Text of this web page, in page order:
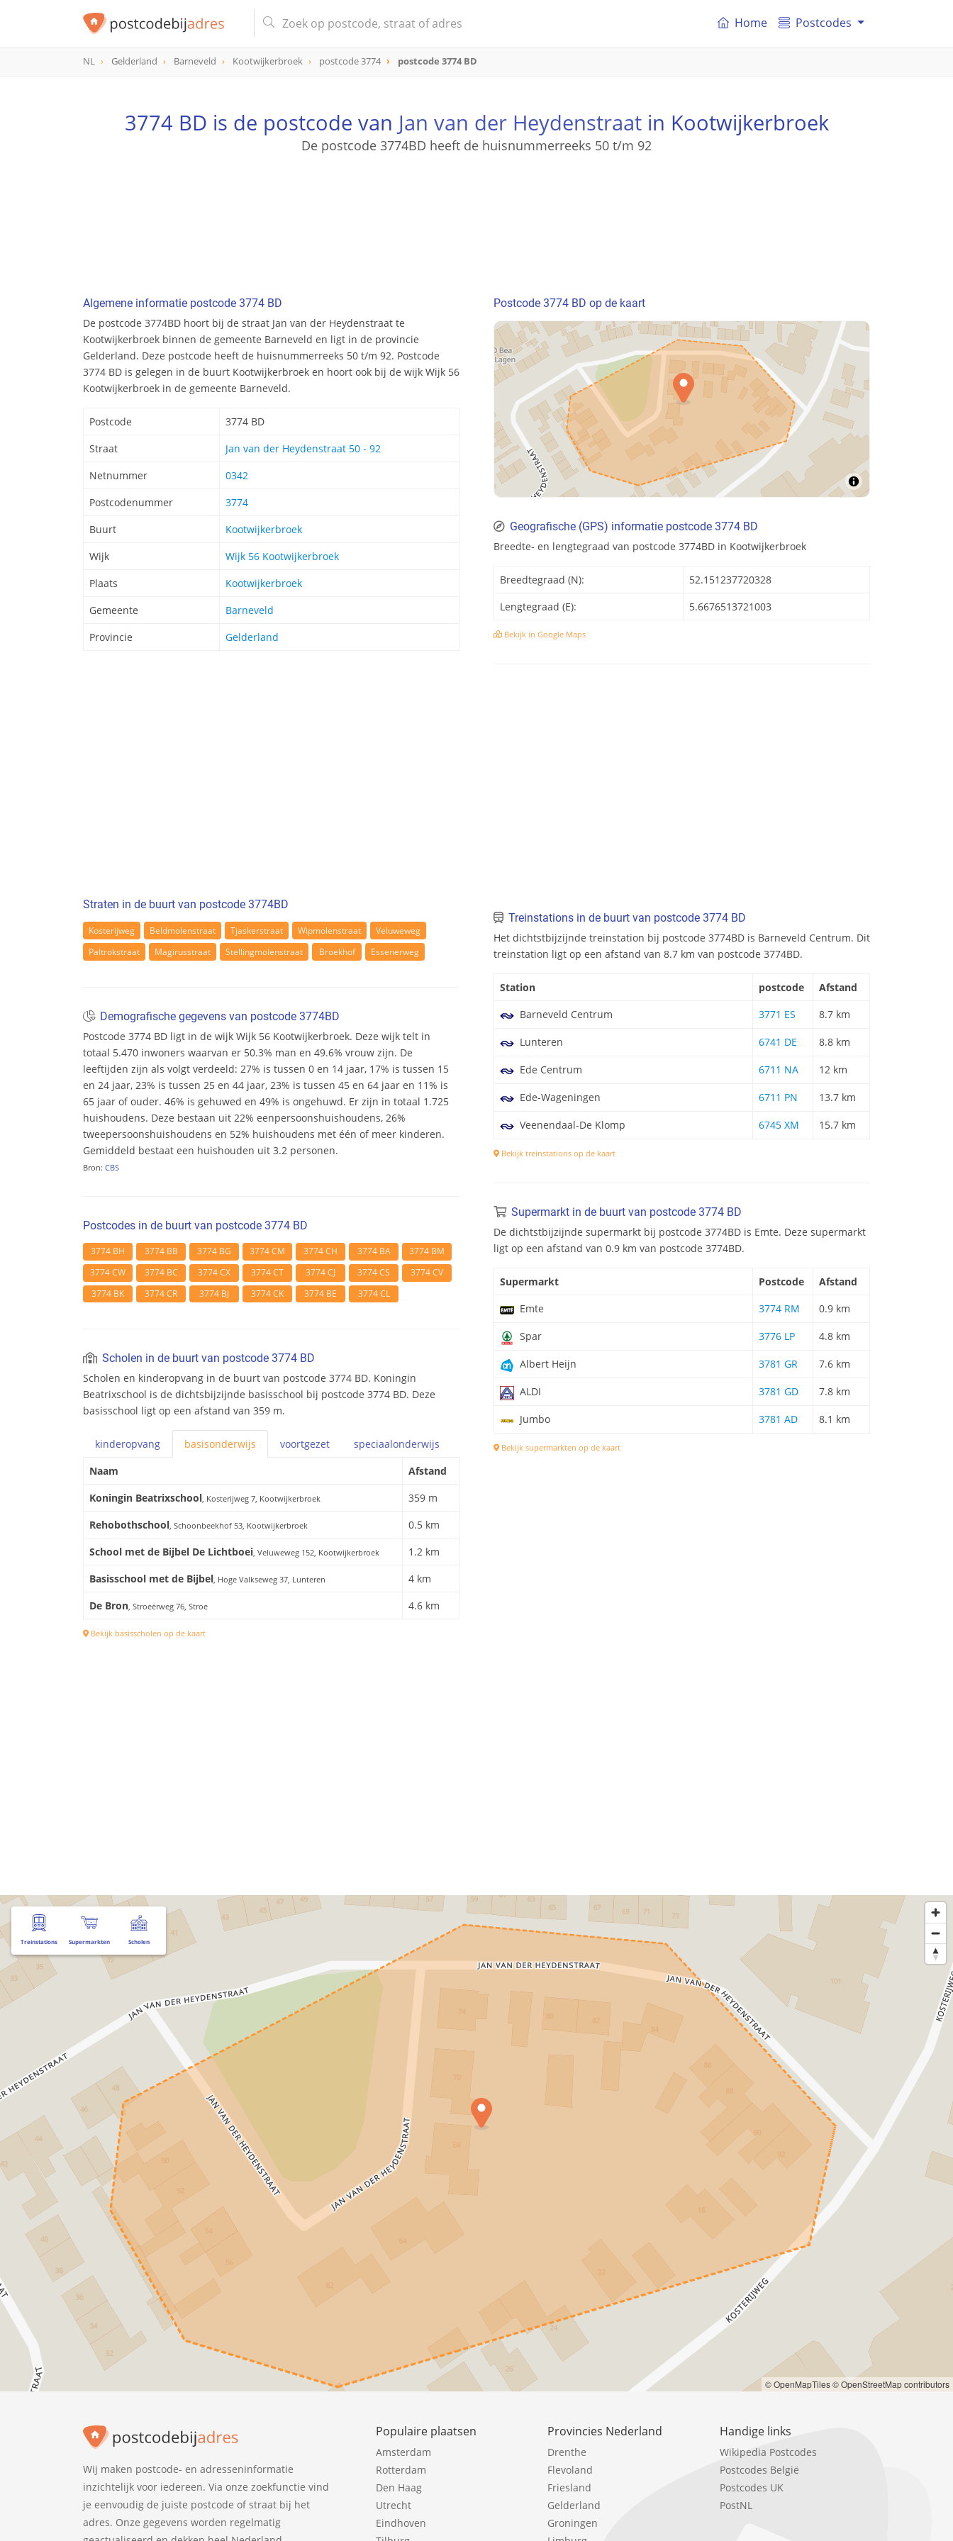
Home Postcodes
NL Gelderland Barneveld Kootwijkerbroek postcode 3774 postcode 3774 BD
3774 BD is de postcode van Jan van der Heydenstraatin Kootwijkerbroek
De postcode 3774BD heeft de huisnummerreeks 50 t/m 92
Algemene informatie postcode 3774 BD
De postcode 3774BD hoort bij de straat Jan van der Heydenstraat te
Kootwijkerbroek binnen de gemeente Barneveld en ligt in de provincie
Gelderland. Deze postcode heeft de huisnummerreeks 50 t/m 92. Postcode
3774 BD is gelegen in de buurt Kootwijkerbroek en hoort ook bij de wijk Wijk 56
Kootwijkerbroek in de gemeente Barneveld.
Postcode
3774 BD
Straat
Jan van der Heydenstraat 50 - 92
Netnummer
0342
Postcodenummer
3774
Buurt
Kootwijkerbroek
Wijk
Wijk 56 Kootwijkerbroek
Plaats
Kootwijkerbroek
Gemeente
Barneveld
Provincie
Gelderland
Straten in de buurt van postcode 3774BD
Kosterijweg Beldmolenstraat Tjaskerstraat Wipmolenstraat
Veluweweg
Paltrokstraat
Magirusstraat Stellingmolenstraat Broekhof Essenerweg
Demografische gegevens van postcode 3774BD
Postcode 3774 BD ligt in de wijk Wijk 56 Kootwijkerbroek. Deze wijk telt in
totaal 5.470 inwoners waarvan er 50.3% man en 49.6% vrouw zijn. De
leeftijden zijn als volgt verdeeld: 27% is tussen 0 en 14 jaar, 17% is tussen 15
en 24 jaar, 23% is tussen 25 en 44 jaar, 23% is tussen 45 en 64 jaar en 11% is
65 jaar of ouder. 46% is gehuwed en 49% is ongehuwd. Er zijn in totaal 1.725
huishoudens. Deze bestaan uit 22% eenpersoonshuishoudens, 26%
tweepersoonshuishoudens en 52% huishoudens met één of meer kinderen.
Gemiddeld bestaat een huishouden uit 3.2 personen.
Bron: CBS
Postcodes in de buurt van postcode 3774 BD
3774 BH 3774 BB 3774 BG 3774 CM 3774 CH 3774 BA
3774 BM
3774 CW
3774 BC 3774 CX 3774 CT 3774 CJ 3774 CS
3774 CV
3774 BK
3774 CR 3774 BJ 3774 CK 3774 BE 3774 CL
Scholen in de buurt van postcode 3774 BD
Scholen en kinderopvang in de buurt van postcode 3774 BD. Koningin
Beatrixschool is de dichtsbijzijnde basisschool bij postcode 3774 BD. Deze
basisschool ligt op een afstand van 359 m.
kinderopvang basisonderwijs voortgezet speciaalonderwijs
Naam
Afstand
Koningin Beatrixschool, Kosterijweg 7, Kootwijkerbroek
359 m
Rehobothschool, Schoonbeekhof 53, Kootwijkerbroek
0.5 km
School met de Bijbel De Lichtboei, Veluweweg 152, Kootwijkerbroek
1.2 km
Basisschool met de Bijbel, Hoge Valkseweg 37, Lunteren
4 km
De Bron, Stroeërweg 76, Stroe 4.6 km
Bekijk basisscholen op de kaart
Postcode 3774 BD op de kaart
Geografische (GPS) informatie postcode 3774 BD
Breedte- en lengtegraad van postcode 3774BD in Kootwijkerbroek
Breedtegraad (N):
52.151237720328
Lengtegraad (E):
5.6676513721003
Bekijk in Google Maps
Treinstations in de buurt van postcode 3774 BD
Het dichtstbijzijnde treinstation bij postcode 3774BD is Barneveld Centrum. Dit
treinstation ligt op een afstand van 8.7 km van postcode 3774BD.
Station postcode
Afstand
Barneveld Centrum
3771 ES 8.7 km
Lunteren 6741 DE 8.8 km
Ede Centrum 6711 NA 12 km
Ede-Wageningen 6711 PN 13.7 km
Veenendaal-De Klomp 6745 XM 15.7 km
Bekijk treinstations op de kaart
Supermarkt in de buurt van postcode 3774 BD
De dichtstbijzijnde supermarkt bij postcode 3774BD is Emte. Deze supermarkt
ligt op een afstand van 0.9 km van postcode 3774BD.
Supermarkt Postcode
Afstand
Emte
3774 RM 0.9 km
Spar 3776 LP 4.8 km
Albert Heijn 3781 GR 7.6 km
ALDI 3781 GD 7.8 km
Jumbo 3781 AD 8.1 km
Bekijk supermarkten op de kaart
Treinstations Supermarkten Scholen
© OpenMapTiles© OpenStreetMap contributors
Wij maken postcode- en adresseninformatie
inzichtelijk voor iedereen. Via onze zoekfunctie vind
je eenvoudig de juiste postcode of straat bij het
adres. Onze gegevens worden regelmatig
Populaire plaatsen
Amsterdam
Rotterdam
Den Haag
Utrecht
Eindhoven
Provincies Nederland
Drenthe
Flevoland
Friesland
Gelderland
Groningen
Handige links
Wikipedia Postcodes
Postcodes België
Postcodes UK
PostNL